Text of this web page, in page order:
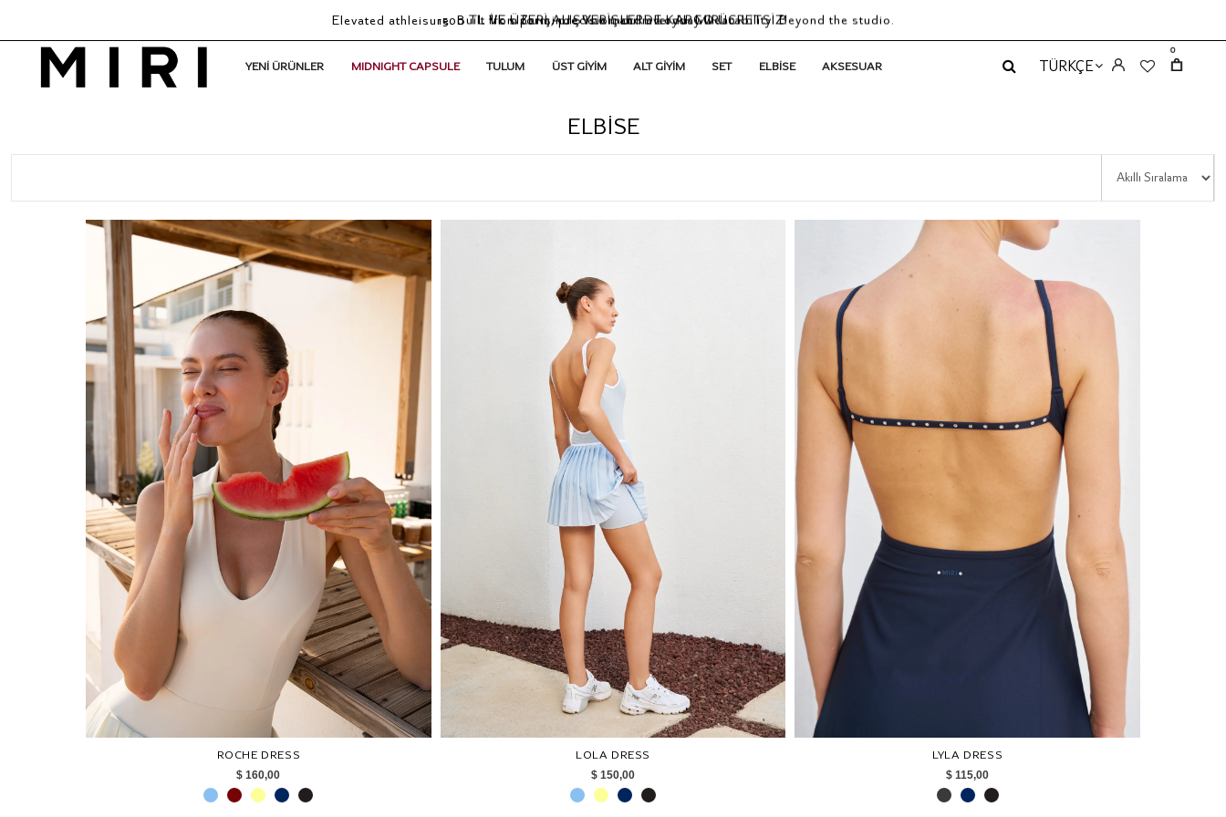
Elevated athleisure. Built from form, precision and everyday wearability. Beyond the studio.
1500 TL VE ÜZERİ ALIŞVERİŞLERDE KARGO ÜCRETSİZ!
İlk siparişinde %10 indirim kodu: MIRI10
YENİ ÜRÜNLER MIDNIGHT CAPSULE TULUM ÜST GİYİM ALT GİYİM SET ELBİSE AKSESUAR TÜRKÇE
0
ELBISE
ROCHE DRESS
$ 160,00
LOLA DRESS
$ 150,00
LYLA DRESS
$ 115,00